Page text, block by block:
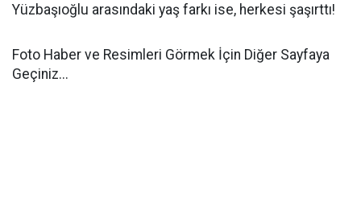
Yüzbaşıoğlu arasındaki yaş farkı ise, herkesi şaşırttı!
Foto Haber ve Resimleri Görmek İçin Diğer Sayfaya
Geçiniz...